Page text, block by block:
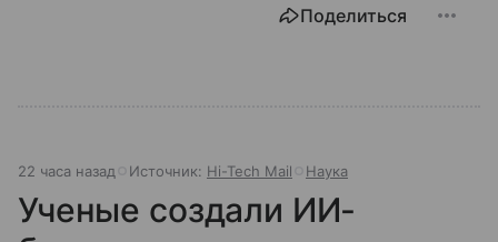
Поделиться
22 часа назад Источник: Hi-Tech Mail Наука
Ученые создали ИИ-